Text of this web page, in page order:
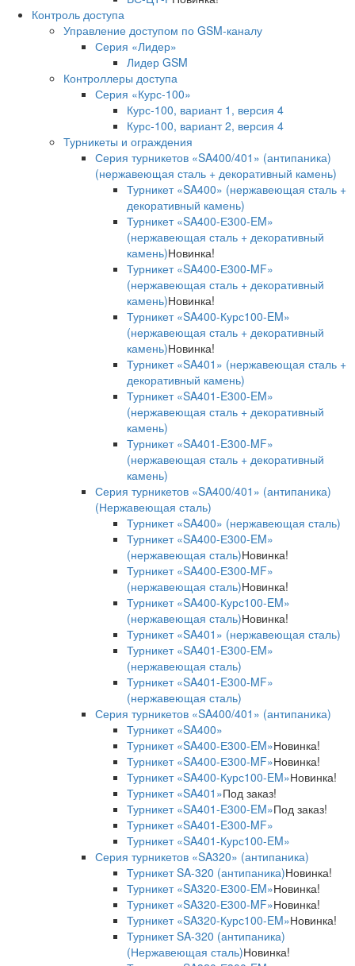
Контроль доступа
Управление доступом по GSM-каналу
Серия «Лидер»
Лидер GSM
Контроллеры доступа
Серия «Курс-100»
Курс-100, вариант 1, версия 4
Курс-100, вариант 2, версия 4
Турникеты и ограждения
Серия турникетов «SA400/401» (антипаника)
(нержавеющая сталь + декоративный камень)
Турникет «SA400» (нержавеющая сталь +
декоративный камень)
Турникет «SA400-Е300-EM»
(нержавеющая сталь + декоративный
камень)Новинка!
Турникет «SA400-Е300-MF»
(нержавеющая сталь + декоративный
камень)Новинка!
Турникет «SA400-Курс100-EM»
(нержавеющая сталь + декоративный
камень)Новинка!
Турникет «SA401» (нержавеющая сталь +
декоративный камень)
Турникет «SA401-E300-EM»
(нержавеющая сталь + декоративный
камень)
Турникет «SA401-E300-MF»
(нержавеющая сталь + декоративный
камень)
Серия турникетов «SA400/401» (антипаника)
(Нержавеющая сталь)
Турникет «SA400» (нержавеющая сталь)
Турникет «SA400-Е300-EM»
(нержавеющая сталь)Новинка!
Турникет «SA400-Е300-MF»
(нержавеющая сталь)Новинка!
Турникет «SA400-Курс100-EM»
(нержавеющая сталь)Новинка!
Турникет «SA401» (нержавеющая сталь)
Турникет «SA401-E300-EM»
(нержавеющая сталь)
Турникет «SA401-E300-MF»
(нержавеющая сталь)
Серия турникетов «SA400/401» (антипаника)
Турникет «SA400»
Турникет «SA400-Е300-EM»Новинка!
Турникет «SA400-Е300-MF»Новинка!
Турникет «SA400-Курс100-EM»Новинка!
Турникет «SA401»Под заказ!
Турникет «SA401-E300-EM»Под заказ!
Турникет «SA401-E300-MF»
Турникет «SA401-Курс100-EM»
Серия турникетов «SA320» (антипаника)
Турникет SA-320 (антипаника)Новинка!
Турникет «SA320-Е300-EM»Новинка!
Турникет «SA320-Е300-MF»Новинка!
Турникет «SA320-Курс100-EM»Новинка!
Турникет SA-320 (антипаника)
(Нержавеющая сталь)Новинка!